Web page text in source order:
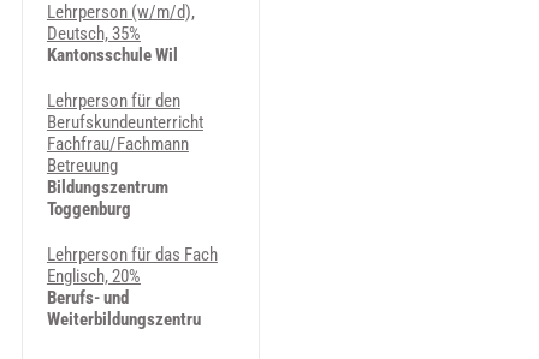
Lehrperson (w/m/d),
Deutsch, 35%
Kantonsschule Wil
Lehrperson für den
Berufskundeunterricht
Fachfrau/Fachmann
Betreuung
Bildungszentrum
Toggenburg
Lehrperson für das Fach
Englisch, 20%
Berufs- und
Weiterbildungszentru